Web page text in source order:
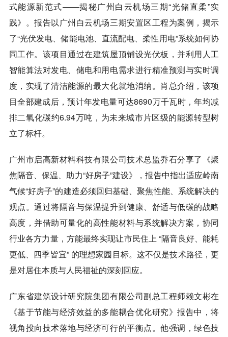
式能源新范式——揭秘广州白云机场三期“光储直柔”实
践》。报告以广州白云机场三期安置区工程为案例，揭示
了“光伏发电、储能电池、直流配电、柔性用电”系统如何协
同工作。该项目通过在建筑屋顶铺设光伏板，并利用人工
智能算法对发电、储电和用电需求进行精准预测与实时调
度，实现了清洁能源的最大化就地消纳。肖总介绍，该项
目全部建成后，预计年发电量可达8690万千瓦时，年均减
排二氧化碳约6.94万吨，为未来城市片区级的能源转型树
立了标杆。
广州市启高新材料科技有限公司技术总监乔石分享了《聚
焦隔音、保温、助力“好房子”建设》，报告中指出适应岭南
气候“好房子”的建造必须回归基础、聚焦性能、系统解决的
观点。通过将隔音与保温提升到健康、舒适与低碳的战略
高度，并借助可量化的高性能材料与系统解决方案，协同
行业各方力量，方能最终实现让市民住上 “隔音良好、能耗
更低、四季皆宜” 的理想家园目标。这不仅是技术路径，更
是对居住本质与人民福祉的深刻回应。
广东省建筑设计研究院集团有限公司副总工程师赖文彬在
《基于节能与经济效益的多能耦合优化研究》报告中，将
视角投向技术落地与经济可行的平衡点。他强调，绿色技